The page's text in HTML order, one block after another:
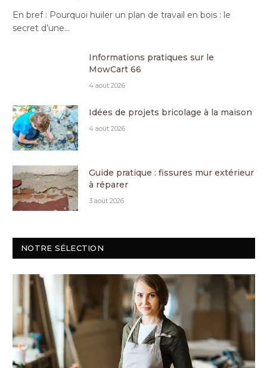
En bref : Pourquoi huiler un plan de travail en bois : le
secret d’une…
Informations pratiques sur le
MowCart 66
4 août 2026
Idées de projets bricolage à la maison
4 août 2026
Guide pratique : fissures mur extérieur
à réparer
3 août 2026
NOTRE SÉLECTION